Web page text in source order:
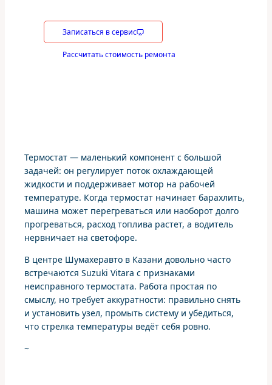
Записаться в сервис
Рассчитать стоимость ремонта
Термостат — маленький компонент с большой
задачей: он регулирует поток охлаждающей
жидкости и поддерживает мотор на рабочей
температуре. Когда термостат начинает барахлить,
машина может перегреваться или наоборот долго
прогреваться, расход топлива растет, а водитель
нервничает на светофоре.
В центре Шумахеравто в Казани довольно часто
встречаются Suzuki Vitara с признаками
неисправного термостата. Работа простая по
смыслу, но требует аккуратности: правильно снять
и установить узел, промыть систему и убедиться,
что стрелка температуры ведёт себя ровно.
~